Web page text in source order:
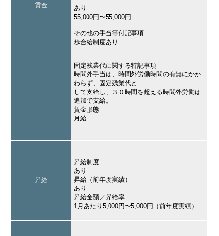
賃金
あり
55,000円〜55,000円
その他の手当等付記事項
歩合給制度あり
固定残業代に関する特記事項
時間外手当は、時間外労働時間の有無にかか
わらず、固定残業代と
して支給し、３０時間を超える時間外労働は
追加で支給。
賃金形態
月給
昇給
昇給制度
あり
昇給（前年度実績）
あり
昇給金額／昇給率
1月あたり5,000円〜5,000円（前年度実績）